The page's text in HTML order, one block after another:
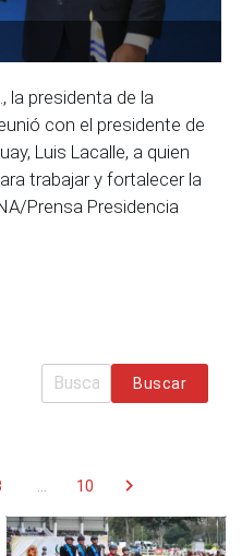
la presidenta de la
con el presidente de
Luis Lacalle, a quien
trabajar y fortalecer la
Prensa Presidencia
Buscar
10 chevron_right